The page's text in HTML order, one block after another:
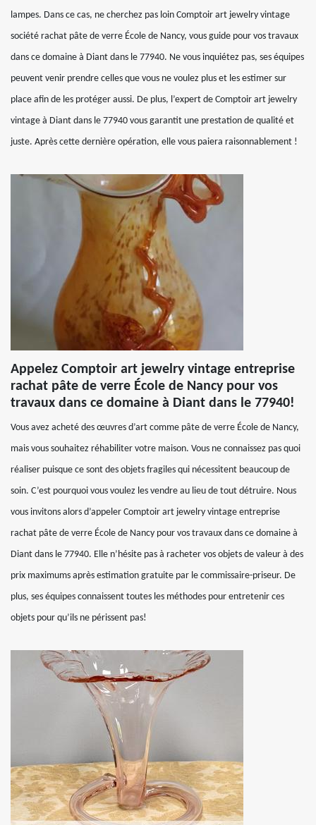
lampes. Dans ce cas, ne cherchez pas loin Comptoir art jewelry vintage
société rachat pâte de verre École de Nancy, vous guide pour vos travaux
dans ce domaine à Diant dans le 77940. Ne vous inquiétez pas, ses équipes
peuvent venir prendre celles que vous ne voulez plus et les estimer sur
place afin de les protéger aussi. De plus, l’expert de Comptoir art jewelry
vintage à Diant dans le 77940 vous garantit une prestation de qualité et
juste. Après cette dernière opération, elle vous paiera raisonnablement !
Appelez Comptoir art jewelry vintage entreprise
rachat pâte de verre École de Nancy pour vos
travaux dans ce domaine à Diant dans le 77940!
Vous avez acheté des œuvres d’art comme pâte de verre École de Nancy,
mais vous souhaitez réhabiliter votre maison. Vous ne connaissez pas quoi
réaliser puisque ce sont des objets fragiles qui nécessitent beaucoup de
soin. C’est pourquoi vous voulez les vendre au lieu de tout détruire. Nous
vous invitons alors d’appeler Comptoir art jewelry vintage entreprise
rachat pâte de verre École de Nancy pour vos travaux dans ce domaine à
Diant dans le 77940. Elle n’hésite pas à racheter vos objets de valeur à des
prix maximums après estimation gratuite par le commissaire-priseur. De
plus, ses équipes connaissent toutes les méthodes pour entretenir ces
objets pour qu’ils ne périssent pas!